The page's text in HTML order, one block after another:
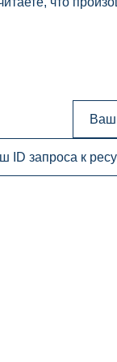
Ваш
ID запроса к